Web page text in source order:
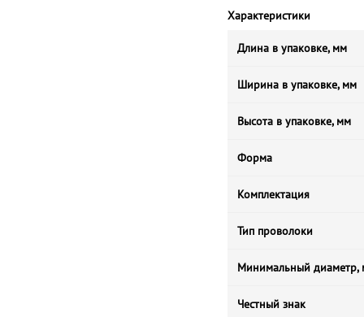
Характеристики
Длина в упаковке, мм
Ширина в упаковке, мм
Высота в упаковке, мм
Форма
Комплектация
Тип проволоки
Минимальный диаметр,
Честный знак